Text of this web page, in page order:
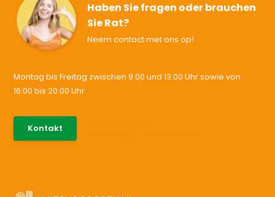
Haben Sie fragen oder brauchen
Sie Rat?
Neem contact met ons op!
Montag bis Freitag zwischen 9:00 und 13:00 Uhr sowie von
16:00 bis 20:00 Uhr
Kontakt